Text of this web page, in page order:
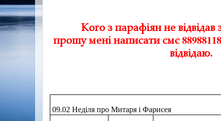
Кого з парафіян не
прошу мені написати смс
відвідаю.
09.02 Неділя про Митаря і Фарисея